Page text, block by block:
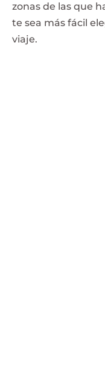
zonas de las que
te sea más fácil
viaje.